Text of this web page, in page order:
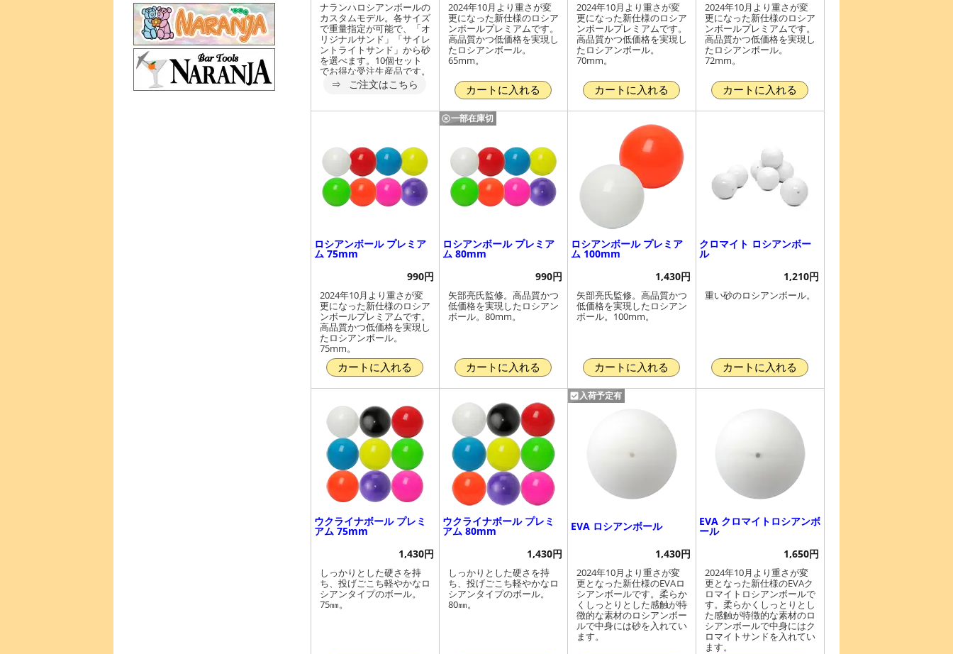
ナランハロシアンボールの
カスタムモデル。各サイズ
で重量指定が可能で、「オ
リジナルサンド」「サイレ
ントライトサンド」から砂
を選べます。10個セット
でお得な受注生産品です。
ご注文はこちら
2024年10月より重さが変
更になった新仕様のロシア
ンボールプレミアムです。
高品質かつ低価格を実現し
たロシアンボール。
65mm。
カートに入れる
2024年10月より重さが変
更になった新仕様のロシア
ンボールプレミアムです。
高品質かつ低価格を実現し
たロシアンボール。
70mm。
カートに入れる
2024年10月より重さが変
更になった新仕様のロシア
ンボールプレミアムです。
高品質かつ低価格を実現し
たロシアンボール。
72mm。
カートに入れる
ロシアンボール プレミア
ム 75mm
990円
2024年10月より重さが変
更になった新仕様のロシア
ンボールプレミアムです。
高品質かつ低価格を実現し
たロシアンボール。
75mm。
カートに入れる
一部在庫切
ロシアンボール プレミア
ム 80mm
990円
矢部亮氏監修。高品質かつ
低価格を実現したロシアン
ボール。80mm。
カートに入れる
ロシアンボール プレミア
ム 100mm
1,430円
矢部亮氏監修。高品質かつ
低価格を実現したロシアン
ボール。100mm。
カートに入れる
クロマイト ロシアンボー
ル
1,210円
重い砂のロシアンボール。
カートに入れる
ウクライナボール プレミ
アム 75mm
1,430円
しっかりとした硬さを持
ち、投げごこち軽やかなロ
シアンタイプのボール。
75㎜。
ウクライナボール プレミ
アム 80mm
1,430円
しっかりとした硬さを持
ち、投げごこち軽やかなロ
シアンタイプのボール。
80㎜。
入荷予定有
EVA ロシアンボール
1,430円
2024年10月より重さが変
更となった新仕様のEVAロ
シアンボールです。柔らか
くしっとりとした感触が特
徴的な素材のロシアンボー
ルで中身には砂を入れてい
ます。
EVA クロマイトロシアンボ
ール
1,650円
2024年10月より重さが変
更となった新仕様のEVAク
ロマイトロシアンボールで
す。柔らかくしっとりとし
た感触が特徴的な素材のロ
シアンボールで中身にはク
ロマイトサンドを入れてい
ます。